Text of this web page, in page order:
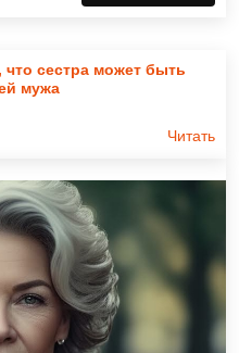
что сестра может быть
мужа
Читать